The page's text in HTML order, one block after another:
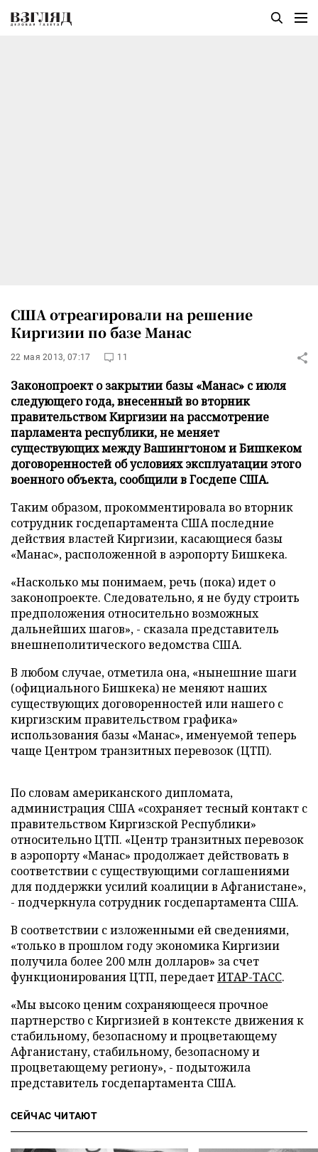
США отреагировали на решение
Киргизии по базе Манас
22 мая 2013, 07:17 11
Законопроект о закрытии базы «Манас» с июля
следующего года, внесенный во вторник
правительством Киргизии на рассмотрение
парламента республики, не меняет
существующих между Вашингтоном и Бишкеком
договоренностей об условиях эксплуатации этого
военного объекта, сообщили в Госдепе США.
Таким образом, прокомментировала во вторник
сотрудник госдепартамента США последние
действия властей Киргизии, касающиеся базы
«Манас», расположенной в аэропорту Бишкека.
«Насколько мы понимаем, речь (пока) идет о
законопроекте. Следовательно, я не буду строить
предположения относительно возможных
дальнейших шагов», - сказала представитель
внешнеполитического ведомства США.
В любом случае, отметила она, «нынешние шаги
(официального Бишкека) не меняют наших
существующих договоренностей или нашего с
киргизским правительством графика»
использования базы «Манас», именуемой теперь
чаще Центром транзитных перевозок (ЦТП).
По словам американского дипломата,
администрация США «сохраняет тесный контакт с
правительством Киргизской Республики»
относительно ЦТП. «Центр транзитных перевозок
в аэропорту «Манас» продолжает действовать в
соответствии с существующими соглашениями
для поддержки усилий коалиции в Афганистане»,
- подчеркнула сотрудник госдепартамента США.
В соответствии с изложенными ей сведениями,
«только в прошлом году экономика Киргизии
получила более 200 млн долларов» за счет
функционирования ЦТП, передаетИТАР-ТАСС.
«Мы высоко ценим сохраняющееся прочное
партнерство с Киргизией в контексте движения к
стабильному, безопасному и процветающему
Афганистану, стабильному, безопасному и
процветающему региону», - подытожила
представитель госдепартамента США.
СЕЙЧАС ЧИТАЮТ